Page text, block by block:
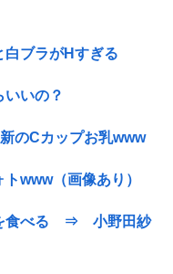
白ブラがHすぎる
いいの？
のCカップお乳www
www（画像あり）
を食べる ⇒ 小野田紗